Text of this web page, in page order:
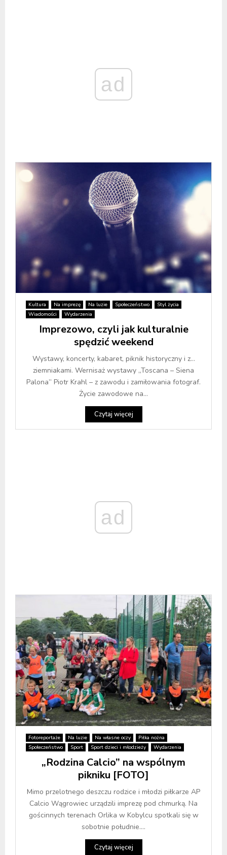
ad
Kultura Na imprezę Na luzie Społeczeństwo
Styl życia
Wiadomości
Wydarzenia
Imprezowo, czyli jak kulturalnie
spędzić weekend
Wystawy, koncerty, kabaret, piknik historyczny i z…
ziemniakami. Wernisaż wystawy „Toscana – Siena
Palona” Piotr Krahl – z zawodu i zamiłowania fotograf.
Życie zawodowe na...
Czytaj więcej
ad
Fotoreportaże Na luzie Na własne oczy
Piłka nożna
Społeczeństwo
Sport Sport dzieci i młodzieży Wydarzenia
„Rodzina Calcio” na wspólnym
pikniku [FOTO]
Mimo przelotnego deszczu rodzice i młodzi piłkarze AP
Calcio Wągrowiec urządzili imprezę pod chmurką. Na
gościnnych terenach Orlika w Kobylcu spotkali się w
sobotnie południe....
Czytaj więcej